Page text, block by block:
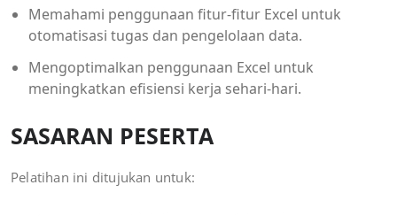
Memahami penggunaan fitur-fitur Excel untuk
otomatisasi tugas dan pengelolaan data.
Mengoptimalkan penggunaan Excel untuk
meningkatkan efisiensi kerja sehari-hari.
SASARAN PESERTA
Pelatihan ini ditujukan untuk: